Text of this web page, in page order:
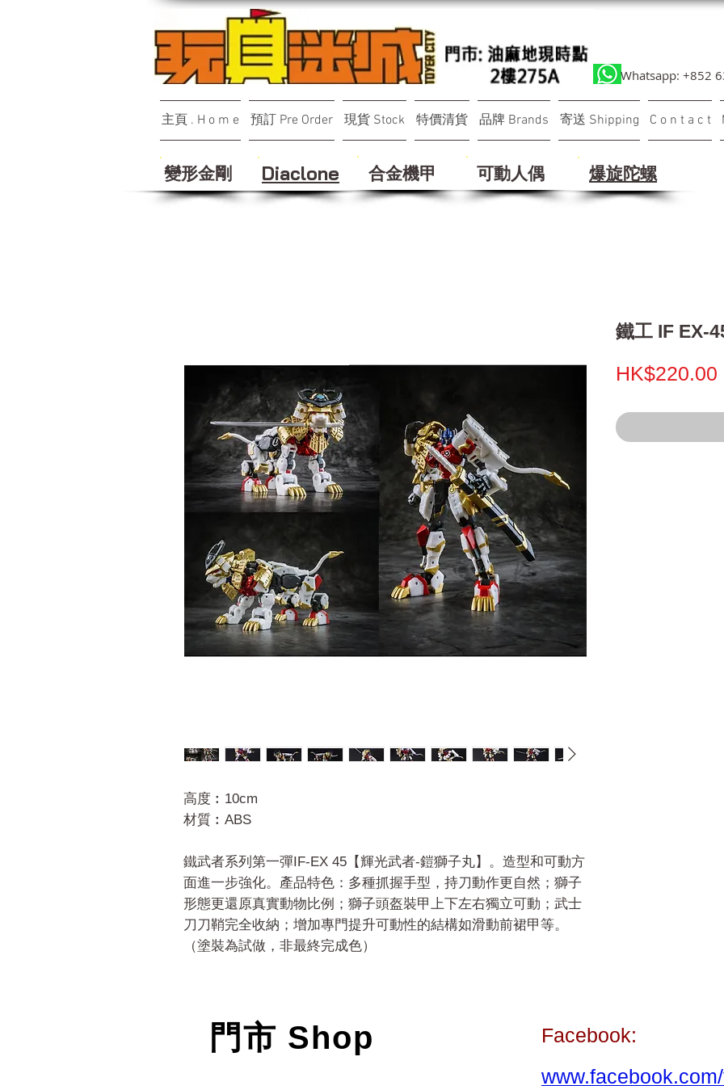
Whatsapp: +852
主頁 . H o m e 預訂 Pre Order 現貨 Stock 特價清貨 品牌 Brands 寄送 Shipping C o n t a c t
變形金剛 Diaclone 合金機甲 可動人偶 ​爆旋陀螺
高度︰10cm
材質︰ABS
鐵武者系列第一彈IF-EX 45【輝光武者-鎧獅子丸】。造型和可動方
面進一步強化。產品特色：多種抓握手型，持刀動作更自然；獅子
形態更還原真實動物比例；獅子頭盔裝甲上下左右獨立可動；武士
刀刀鞘完全收納；增加專門提升可動性的結構如滑動前裙甲等。
（塗裝為試做，非最終完成色）
鐵工 IF EX-
HK$220.00
門市 Shop
Facebook: